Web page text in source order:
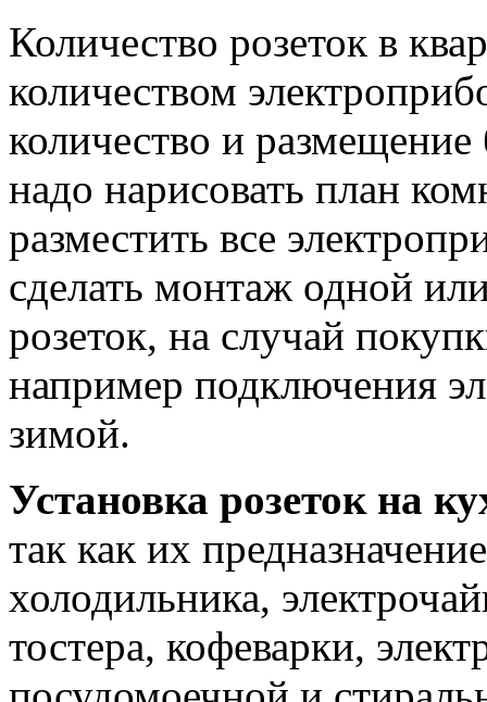
Количество розеток в
количеством
количество и
надо нарисовать план
разместить все
сделать монтаж одной
розеток, на случай
например подключения
зимой.
Установка розеток на
так как их
холодильника,
тостера, кофеварки,